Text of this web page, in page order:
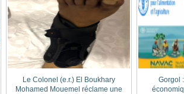
Gorgol
Le Colonel (e.r.) El Boukhary
Mohamed Mouemel réclame une